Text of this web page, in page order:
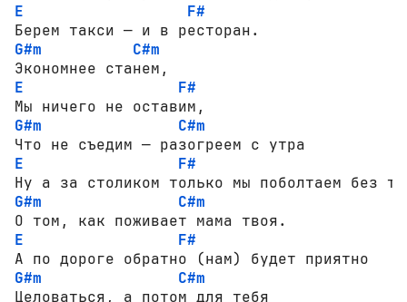
E
F#
G#m
C#m
E
F#
G#m
C#m
E
F#
G#m
C#m
E
F#
G#m
C#m